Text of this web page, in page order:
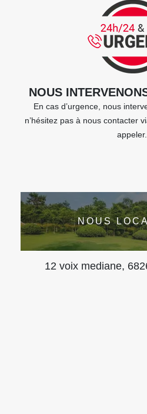
NOUS
En cas d’urgence, nous
n’hésitez pas à nous contacter
appeler.
NOUS
12 voix mediane,